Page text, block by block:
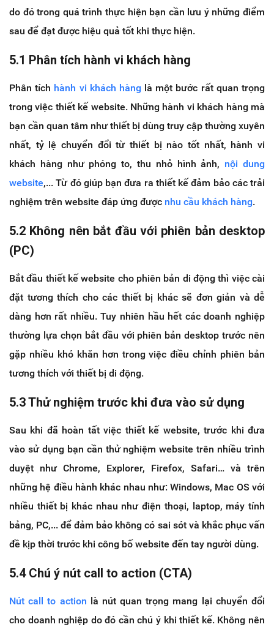
do đó trong quá trình thực hiện bạn cần lưu ý những điểm
sau để đạt được hiệu quả tốt khi thực hiện.
5.1 Phân tích hành vi khách hàng
Phân tích hành vi khách hàng là một bước rất quan trọng
trong việc thiết kế website. Những hành vi khách hàng mà
bạn cần quan tâm như thiết bị dùng truy cập thường xuyên
nhất, tỷ lệ chuyển đổi từ thiết bị nào tốt nhất, hành vi
khách hàng như phóng to, thu nhỏ hình ảnh, nội dung
website,... Từ đó giúp bạn đưa ra thiết kế đảm bảo các trải
nghiệm trên website đáp ứng được nhu cầu khách hàng.
5.2 Không nên bắt đầu với phiên bản desktop
(PC)
Bắt đầu thiết kế website cho phiên bản di động thì việc cài
đặt tương thích cho các thiết bị khác sẽ đơn giản và dễ
dàng hơn rất nhiều. Tuy nhiên hầu hết các doanh nghiệp
thường lựa chọn bắt đầu với phiên bản desktop trước nên
gặp nhiều khó khăn hơn trong việc điều chỉnh phiên bản
tương thích với thiết bị di động.
5.3 Thử nghiệm trước khi đưa vào sử dụng
Sau khi đã hoàn tất việc thiết kế website, trước khi đưa
vào sử dụng bạn cần thử nghiệm website trên nhiều trình
duyệt như Chrome, Explorer, Firefox, Safari… và trên
những hệ điều hành khác nhau như: Windows, Mac OS với
nhiều thiết bị khác nhau như điện thoại, laptop, máy tính
bảng, PC,... để đảm bảo không có sai sót và khắc phục vấn
đề kịp thời trước khi công bố website đến tay người dùng.
5.4 Chú ý nút call to action (CTA)
Nút call to action là nút quan trọng mang lại chuyển đổi
cho doanh nghiệp do đó cần chú ý khi thiết kế. Không nên